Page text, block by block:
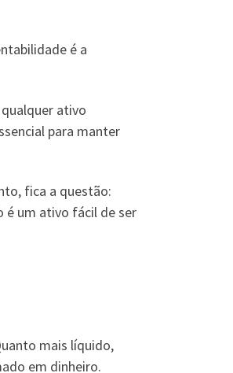
é a
ativo
para manter
fica a questão:
é um ativo fácil de ser
mais líquido,
em dinheiro.